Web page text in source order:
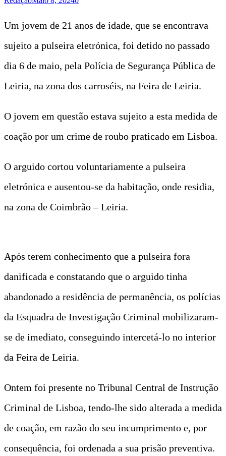
Um jovem de 21 anos de idade, que se encontrava
sujeito a pulseira eletrónica, foi detido no passado
dia 6 de maio, pela Polícia de Segurança Pública de
Leiria, na zona dos carroséis, na Feira de Leiria.
O jovem em questão estava sujeito a esta medida de
coação por um crime de roubo praticado em Lisboa.
O arguido cortou voluntariamente a pulseira
eletrónica e ausentou-se da habitação, onde residia,
na zona de Coimbrão – Leiria.
Após terem conhecimento que a pulseira fora
danificada e constatando que o arguido tinha
abandonado a residência de permanência, os polícias
da Esquadra de Investigação Criminal mobilizaram-
se de imediato, conseguindo intercetá-lo no interior
da Feira de Leiria.
Ontem foi presente no Tribunal Central de Instrução
Criminal de Lisboa, tendo-lhe sido alterada a medida
de coação, em razão do seu incumprimento e, por
consequência, foi ordenada a sua prisão preventiva.